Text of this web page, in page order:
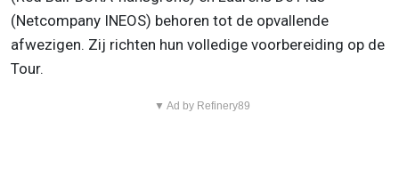
(Netcompany INEOS) behoren tot de opvallende
afwezigen. Zij richten hun volledige voorbereiding op de
Tour.
▼ Ad by Refinery89